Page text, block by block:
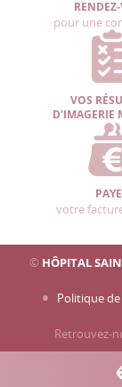
pour une
VOS
D'IMAGERIE
votre
© HÔPITAL
Politique
Retrouvez-